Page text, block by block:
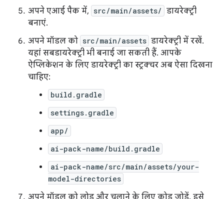
अपने एआई पैक में, src/main/assets/ डायरेक्ट्री
बनाएं.
अपने मॉडल को src/main/assets डायरेक्ट्री में रखें.
यहां सबडायरेक्ट्री भी बनाई जा सकती हैं. आपके
ऐप्लिकेशन के लिए डायरेक्ट्री का स्ट्रक्चर अब ऐसा दिखना
चाहिए:
build.gradle
settings.gradle
app/
ai-pack-name/build.gradle
ai-pack-name/src/main/assets/your-
model-directories
अपने मॉडल को लोड और चलाने के लिए कोड जोड़ें. इसे